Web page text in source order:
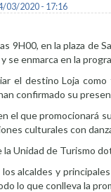
03/2020 - 17:16
9H00, en la plaza de
se enmarca en la
el destino Loja
confirmado su
el que promocionará
culturales con
la Unidad de Turismo
alcaldes y
lo que conlleva la